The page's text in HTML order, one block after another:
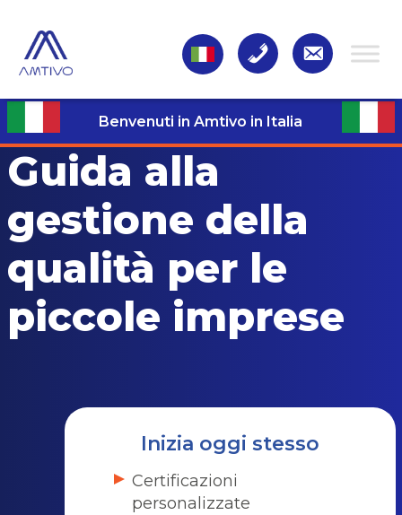
Benvenuti in Amtivo in Italia
Guida alla
gestione della
qualità per le
piccole imprese
Inizia oggi stesso
Certificazioni
personalizzate